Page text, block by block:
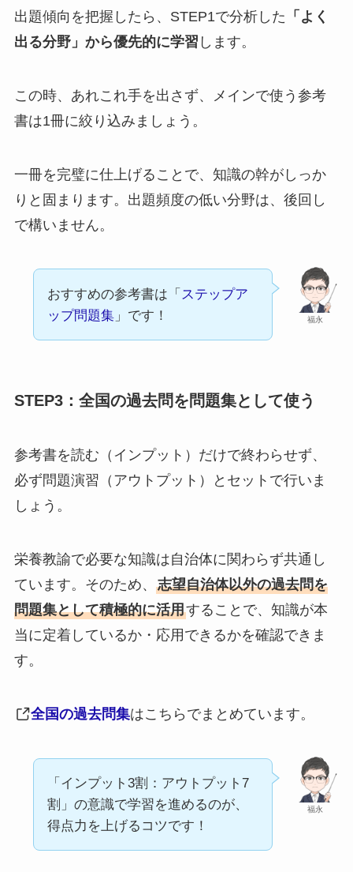
出題傾向を把握したら、STEP1で分析した 「よく
出る分野」から優先的に学習 します。
この時、あれこれ手を出さず、メインで使う参考
書は1冊に絞り込みましょう。
一冊を完璧に仕上げることで、知識の幹がしっか
りと固まります。出題頻度の低い分野は、後回し
で構いません。
福永
おすすめの参考書は「 ステップア
ップ問題集」です！
STEP3：全国の過去問を問題集として使う
参考書を読む（インプット）だけで終わらせず、
必ず問題演習（アウトプット）とセットで行いま
しょう。
栄養教諭で必要な知識は自治体に関わらず共通し
ています。そのため、 志望自治体以外の過去問を
問題集として積極的に活用することで、知識が本
当に定着しているか・応用できるかを確認できま
す。
全国の過去問集はこちらでまとめています。
福永
「インプット3割：アウトプット7
割」の意識で学習を進めるのが、
得点力を上げるコツです！